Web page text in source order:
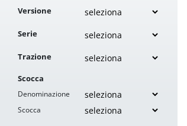
Versione
Serie
Trazione
Scocca
Denominazione
Scocca